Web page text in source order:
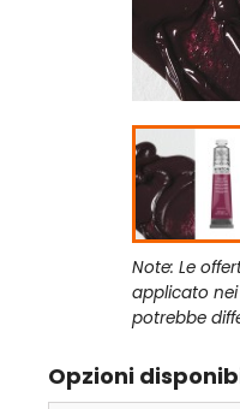
Note: Le
applicato
potrebbe
Opzioni